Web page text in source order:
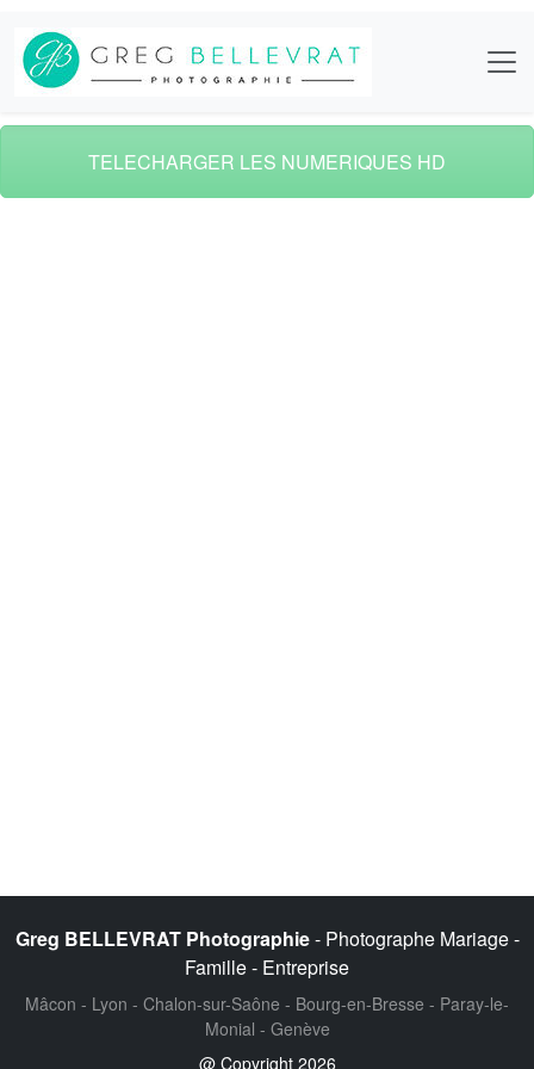
TELECHARGER LES NUMERIQUES HD
Greg BELLEVRAT Photographie- Photographe Mariage -
Famille - Entreprise
Mâcon - Lyon - Chalon-sur-Saône - Bourg-en-Bresse - Paray-le-
Monial - Genève
@ Copyright 2026